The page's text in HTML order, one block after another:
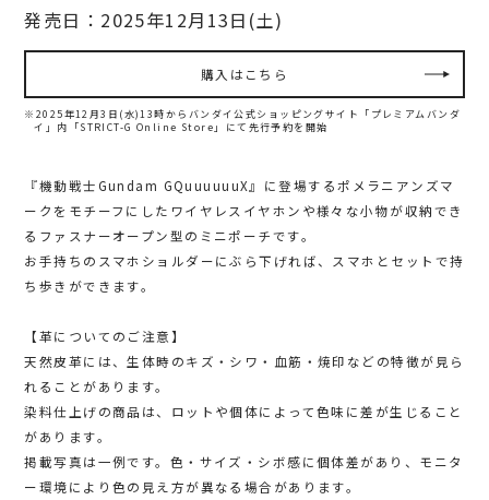
発売日：2025年12月13日(土)
購入はこちら
※2025年12月3日(水)13時からバンダイ公式ショッピングサイト「プレミアムバンダ
イ」内
「STRICT-G Online Store」にて先行予約を開始
『機動戦士Gundam GQuuuuuuX』に登場するポメラニアンズマ
ークをモチーフにしたワイヤレスイヤホンや様々な小物が収納でき
るファスナーオープン型のミニポーチです。
お手持ちのスマホショルダーにぶら下げれば、スマホとセットで持
ち歩きができます。
【革についてのご注意】
天然皮革には、生体時のキズ・シワ・血筋・焼印などの特徴が見ら
れることがあります。
染料仕上げの商品は、ロットや個体によって色味に差が生じること
があります。
掲載写真は一例です。色・サイズ・シボ感に個体差があり、モニタ
ー環境により色の見え方が異なる場合があります。